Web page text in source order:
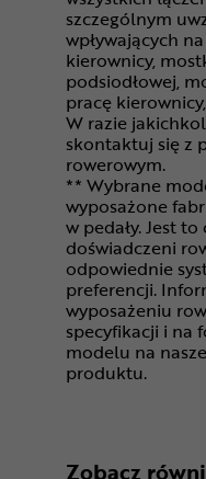
szczególnym
wpływających
kierownicy,
podsiodłowej,
pracę
W razie
skontaktuj się z
rowerowym.
** Wybrane
wyposażone
w pedały. Jest
doświadczeni
odpowiednie
preferencji.
wyposażeniu
specyfikacji i na
modelu na
produktu.
Zobacz